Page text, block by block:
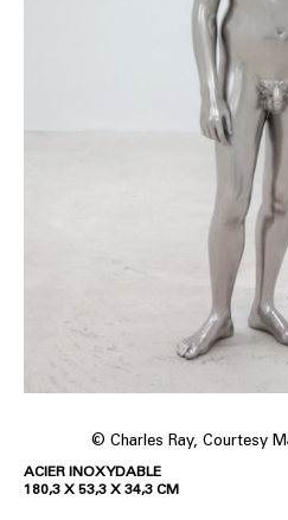
© Charles Ray, Courtesy
ACIER INOXYDABLE
180,3 X 53,3 X 34,3 CM